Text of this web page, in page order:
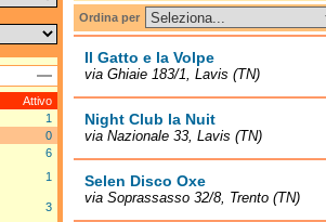
Ordina per
Il Gatto e la Volpe
via Ghiaie 183/1, Lavis (TN)
Night Club la Nuit
via Nazionale 33, Lavis (TN)
Selen Disco Oxe
via Soprassasso 32/8, Trento (TN)
Attivo
1
0
6
1
3